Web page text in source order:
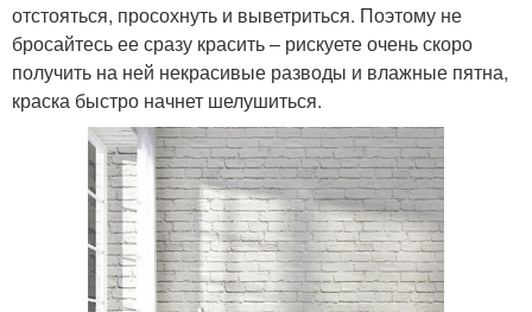
отстояться, просохнуть и выветриться. Поэтому не
бросайтесь ее сразу красить – рискуете очень скоро
получить на ней некрасивые разводы и влажные пятна,
краска быстро начнет шелушиться.